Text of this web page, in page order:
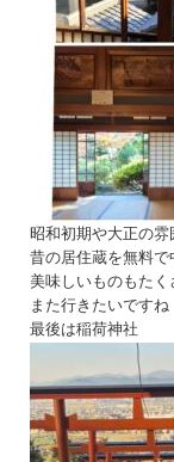
昭和初期や大正の雰
昔の居住蔵を無料で
美味しいものもたく
また行きたいですね
最後は稲荷神社